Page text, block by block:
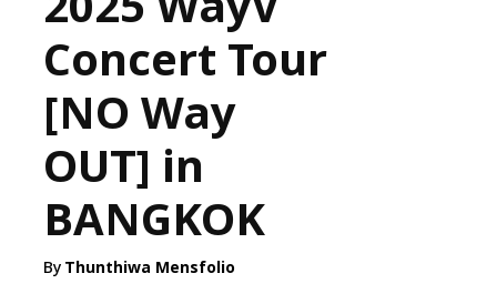
Concert Tour
[NO Way
OUT] in
BANGKOK
ByThunthiwa Mensfolio